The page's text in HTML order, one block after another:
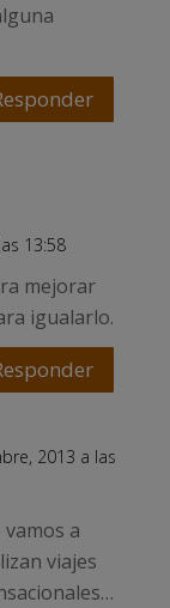
13:58
mejorar
igualarlo.
2013 a las
a
viajes